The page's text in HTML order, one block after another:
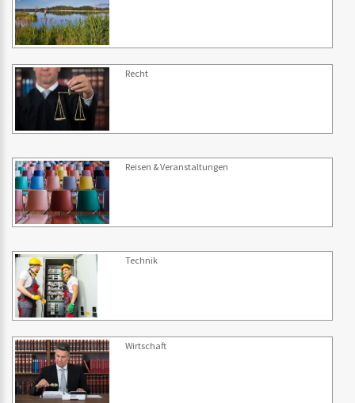
Recht
Reisen & Veranstaltungen
Technik
Wirtschaft